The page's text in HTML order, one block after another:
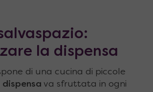
la dispensa
di una cucina di piccole
dispensa va sfruttata in ogni